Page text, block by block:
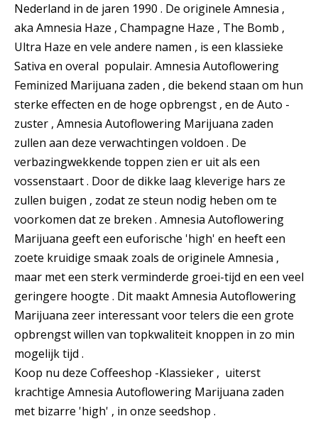
Nederland in de jaren 1990 . De originele Amnesia ,
aka Amnesia Haze , Champagne Haze , The Bomb ,
Ultra Haze en vele andere namen , is een klassieke
Sativa en overal populair. Amnesia Autoflowering
Feminized Marijuana zaden , die ​​bekend staan om hun
sterke effecten en de hoge opbrengst , en de Auto -
zuster , Amnesia Autoflowering Marijuana zaden
zullen aan deze verwachtingen voldoen . De
verbazingwekkende toppen zien er uit als een
vossenstaart . Door de dikke laag kleverige hars ze
zullen buigen , zodat ze steun nodig heben om te
voorkomen dat ze breken . Amnesia Autoflowering
Marijuana geeft een euforische 'high' en heeft een
zoete kruidige smaak zoals de originele Amnesia ,
maar met een sterk verminderde groei-tijd en een veel
geringere hoogte . Dit maakt Amnesia Autoflowering
Marijuana zeer interessant voor telers die een grote
opbrengst willen van topkwaliteit knoppen in zo min
mogelijk tijd .
Koop nu deze Coffeeshop -Klassieker , uiterst
krachtige Amnesia Autoflowering Marijuana zaden
met bizarre 'high' , in onze seedshop .